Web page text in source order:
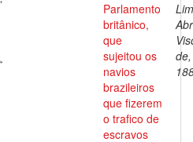
Parlamento
britânico,
que
sujeitou os
navios
brazileiros
que fizerem
o trafico de
escravos